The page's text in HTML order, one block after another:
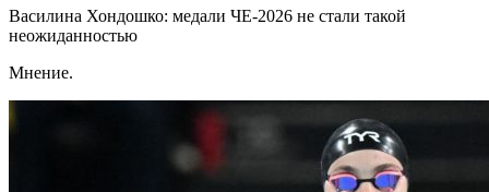
Василина Хондошко: медали ЧЕ-2026 не стали такой
неожиданностью
Мнение.